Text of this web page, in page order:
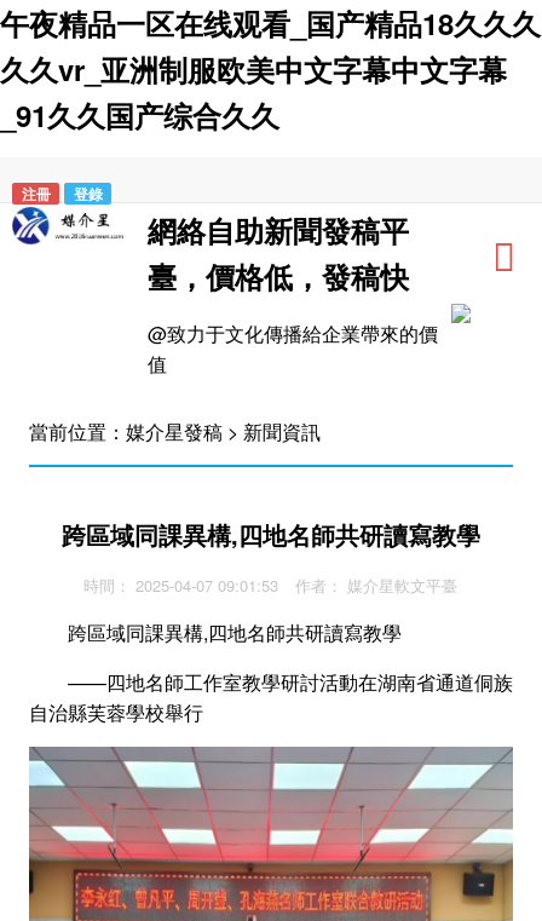
午夜精品一区在线观看_国产精品18久久久
久久vr_亚洲制服欧美中文字幕中文字幕
_91久久国产综合久久
注冊 登錄
網絡自助新聞發稿平
臺，價格低，發稿快
@致力于文化傳播給企業帶來的價
值
當前位置： 媒介星發稿> 新聞資訊
跨區域同課異構,四地名師共研讀寫教學
時間： 2025-04-07 09:01:53 作者： 媒介星軟文平臺
跨區域同課異構,四地名師共研讀寫教學
——四地名師工作室教學研討活動在湖南省通道侗族
自治縣芙蓉學校舉行